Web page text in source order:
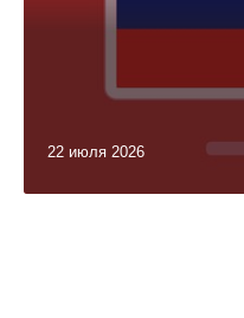
22 июля 2026